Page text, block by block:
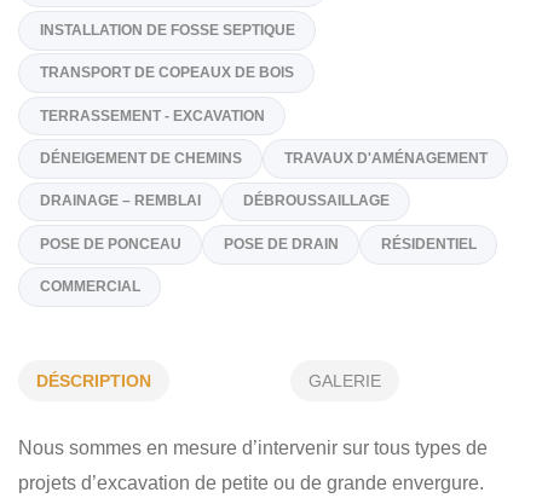
(418) 435-8852
Sur Demande
nf.excavation@hotmail.com
Spécialités
RÉPARATION DE CHEMIN FORESTIER
INSTALLATION DE FOSSE SEPTIQUE
DRAINAGE – REMBLAI DÉBROUSSAILLAGE
DÉSCRIPTION GALERIE
Nous sommes en mesure d’intervenir sur tous types de
projets d’excavation de petite ou de grande envergure.